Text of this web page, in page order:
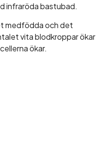
infraröda bastubad.
medfödda och det
vita blodkroppar ökar
ökar.